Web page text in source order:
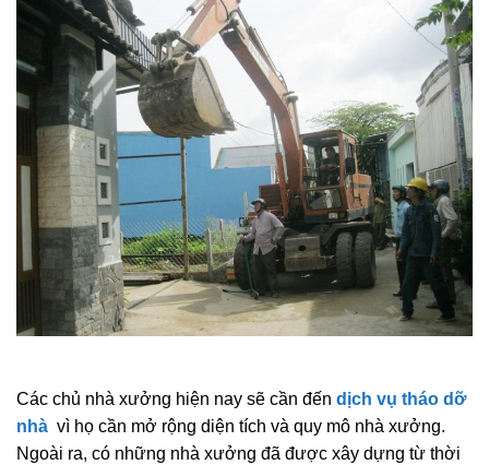
Các chủ nhà xưởng hiện nay sẽ cần đến dịch vụ tháo dỡ
nhà vì họ cần mở rộng diện tích và quy mô nhà xưởng.
Ngoài ra, có những nhà xưởng đã được xây dựng từ thời